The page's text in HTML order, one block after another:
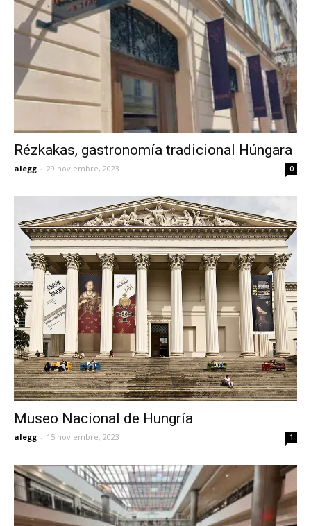
Rézkakas, gastronomía tradicional Húngara
alegg - 29 noviembre, 2023 0
Museo Nacional de Hungría
alegg - 15 noviembre, 2023 1